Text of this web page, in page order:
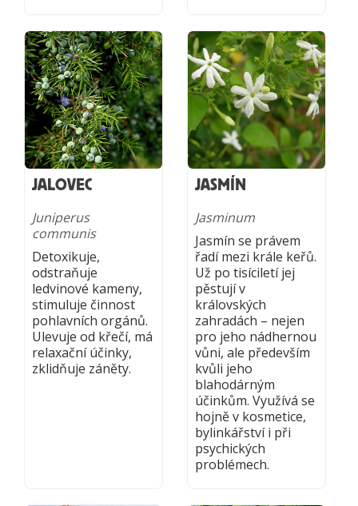
JALOVEC
Juniperus
communis
Detoxikuje,
odstraňuje
ledvinové kameny,
stimuluje činnost
pohlavních orgánů.
Ulevuje od křečí, má
relaxační účinky,
zklidňuje záněty.
JASMÍN
Jasminum
Jasmín se právem
řadí mezi krále keřů.
Už po tisíciletí jej
pěstují v
královských
zahradách – nejen
pro jeho nádhernou
vůni, ale především
kvůli jeho
blahodárným
účinkům. Využívá se
hojně v kosmetice,
bylinkářství i při
psychických
problémech.